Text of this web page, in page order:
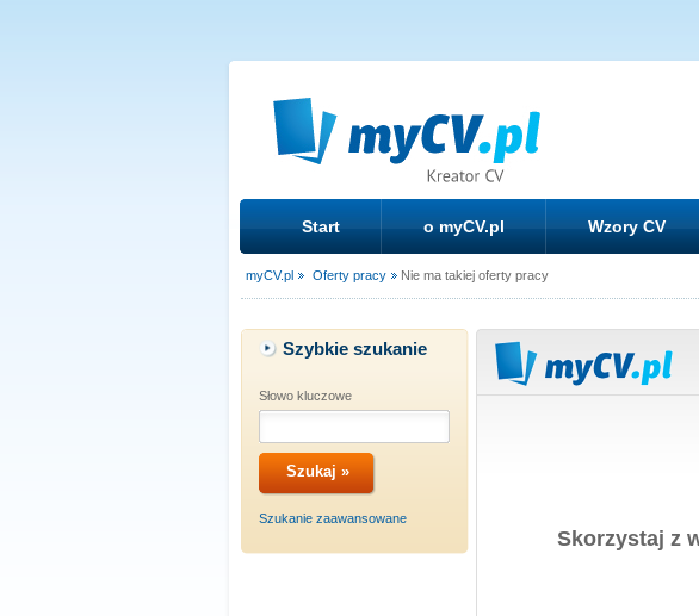
Start o myCV.pl Wzory CV
myCV.pl Oferty pracy Nie ma takiej oferty pracy
Szybkie szukanie
Słowo kluczowe
Szukanie zaawansowane
Skorzystaj z